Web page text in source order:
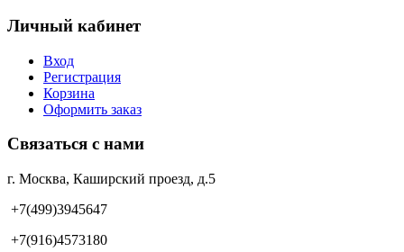
Личный кабинет
Вход
Регистрация
Корзина
Оформить заказ
Связаться с нами
г. Москва, Каширский проезд, д.5
+7(499)3945647
+7(916)4573180